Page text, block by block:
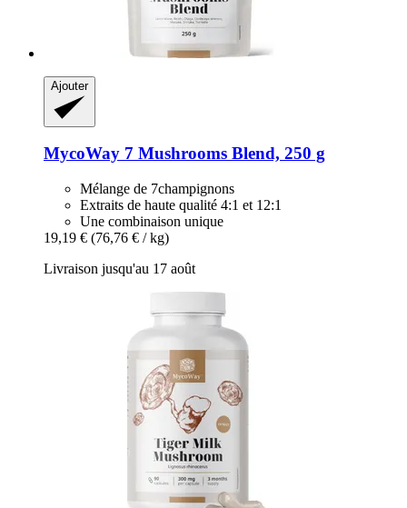
Ajouter
MycoWay 7 Mushrooms Blend, 250 g
Mélange de 7champignons
Extraits de haute qualité 4:1 et 12:1
Une combinaison unique
19,19 € (76,76 € / kg)
Livraison jusqu'au 17 août